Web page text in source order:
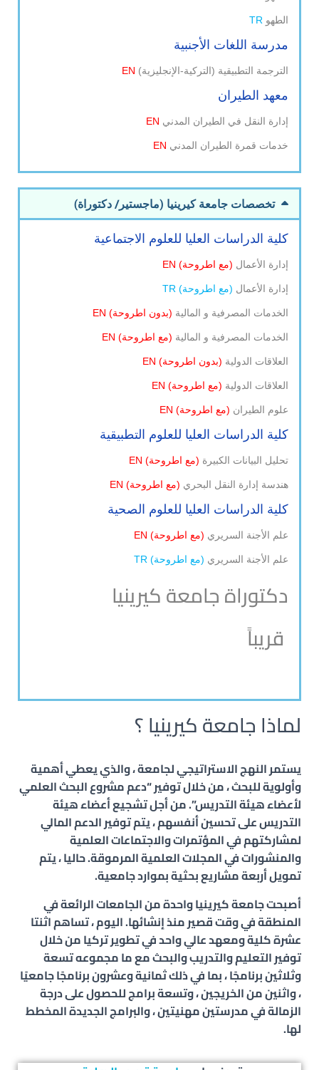
الطهو TR
مدرسة اللغات الأجنبية
الترجمة التطبيقية (التركية-الإنجليزية) EN
معهد الطيران
إدارة النقل في الطيران المدني EN
خدمات قمرة الطيران المدني EN
تخصصات جامعة كيرينيا (ماجستير/ دكتوراة)
كلية الدراسات العليا للعلوم الاجتماعية
إدارة الأعمال (مع اطروحة) EN
إدارة الأعمال (مع اطروحة) TR
الخدمات المصرفية و المالية (بدون اطروحة) EN
الخدمات المصرفية و المالية (مع اطروحة) EN
العلاقات الدولية (بدون اطروحة) EN
العلاقات الدولية (مع اطروحة) EN
علوم الطيران (مع اطروحة) EN
كلية الدراسات العليا للعلوم التطبيقية
تحليل البيانات الكبيرة (مع اطروحة) EN
هندسة إدارة النقل البحري (مع اطروحة) EN
كلية الدراسات العليا للعلوم الصحية
علم الأجنة السريري (مع اطروحة) EN
علم الأجنة السريري (مع اطروحة) TR
دكتوراة جامعة كيرينيا
قريباً
لماذا جامعة كيرينيا ؟
يستمر النهج الاستراتيجي لجامعة ، والذي يعطي أهمية
وأولوية للبحث ، من خلال توفير “دعم مشروع البحث العلمي
لأعضاء هيئة التدريس”. من أجل تشجيع أعضاء هيئة
التدريس على تحسين أنفسهم ، يتم توفير الدعم المالي
لمشاركتهم في المؤتمرات والاجتماعات العلمية
والمنشورات في المجلات العلمية المرموقة. حاليا ، يتم
تمويل أربعة مشاريع بحثية بموارد جامعية.
أصبحت جامعة كيرينيا واحدة من الجامعات الرائعة في
المنطقة في وقت قصير منذ إنشائها. اليوم ، تساهم اثنتا
عشرة كلية ومعهد عالي واحد في تطوير تركيا من خلال
توفير التعليم والتدريب والبحث مع ما مجموعه تسعة
وثلاثين برنامجًا ، بما في ذلك ثمانية وعشرون برنامجًا جامعيًا
، واثنين من الخريجين ، وتسعة برامج للحصول على درجة
الزمالة في مدرستين مهنيتين ، والبرامج الجديدة المخطط
لها.